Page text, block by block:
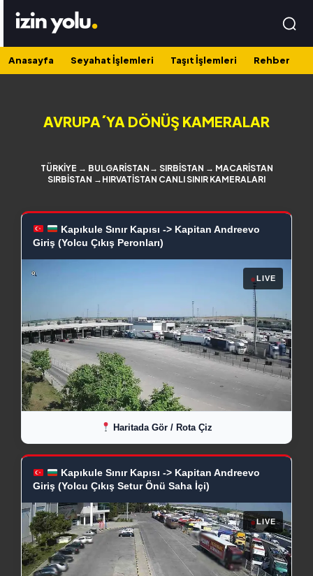
Anasayfa Seyahat İşlemleri Taşıt İşlemleri Rehber
AVRUPA´YA DÖNÜŞ KAMERALAR
TÜRKİYE → BULGARİSTAN→ SIRBİSTAN → MACARİSTAN
SIRBİSTAN →HIRVATİSTAN CANLI SINIR KAMERALARI
Kapıkule Sınır Kapısı -> Kapitan Andreevo
Giriş (Yolcu Çıkış Peronları)
●LIVE
Haritada Gör / Rota Çiz
Kapıkule Sınır Kapısı -> Kapitan Andreevo
Giriş (Yolcu Çıkış Setur Önü Saha İçi)
●LIVE